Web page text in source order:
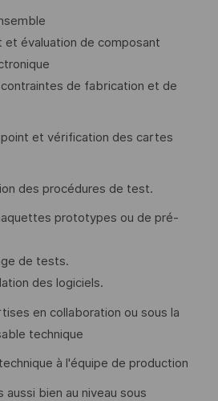
et évaluation de composant
de fabrication et de
point et vérification des cartes
des procédures de test.
prototypes ou de pré-
de tests.
des logiciels.
en collaboration ou sous la
technique
à l'équipe de production
aussi bien au niveau sous